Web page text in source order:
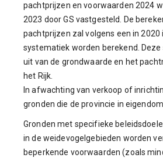
pachtprijzen en voorwaarden 2024
2023 door GS vastgesteld. De
pachtprijzen zal volgens een in 2020
systematiek worden berekend.
uit van de grondwaarde en het
het Rijk.
In afwachting van verkoop of
gronden die de provincie in
Gronden met specifieke
in de weidevogelgebieden worden
beperkende voorwaarden (zoals